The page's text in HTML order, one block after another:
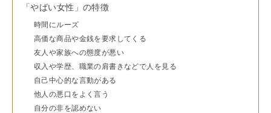
「やばい女性」の特徴
時間にルーズ
高価な商品や金銭を要求してくる
友人や家族への態度が悪い
収入や学歴、職業の肩書きなどで人を見る
自己中心的な言動がある
他人の悪口をよく言う
自分の非を認めない